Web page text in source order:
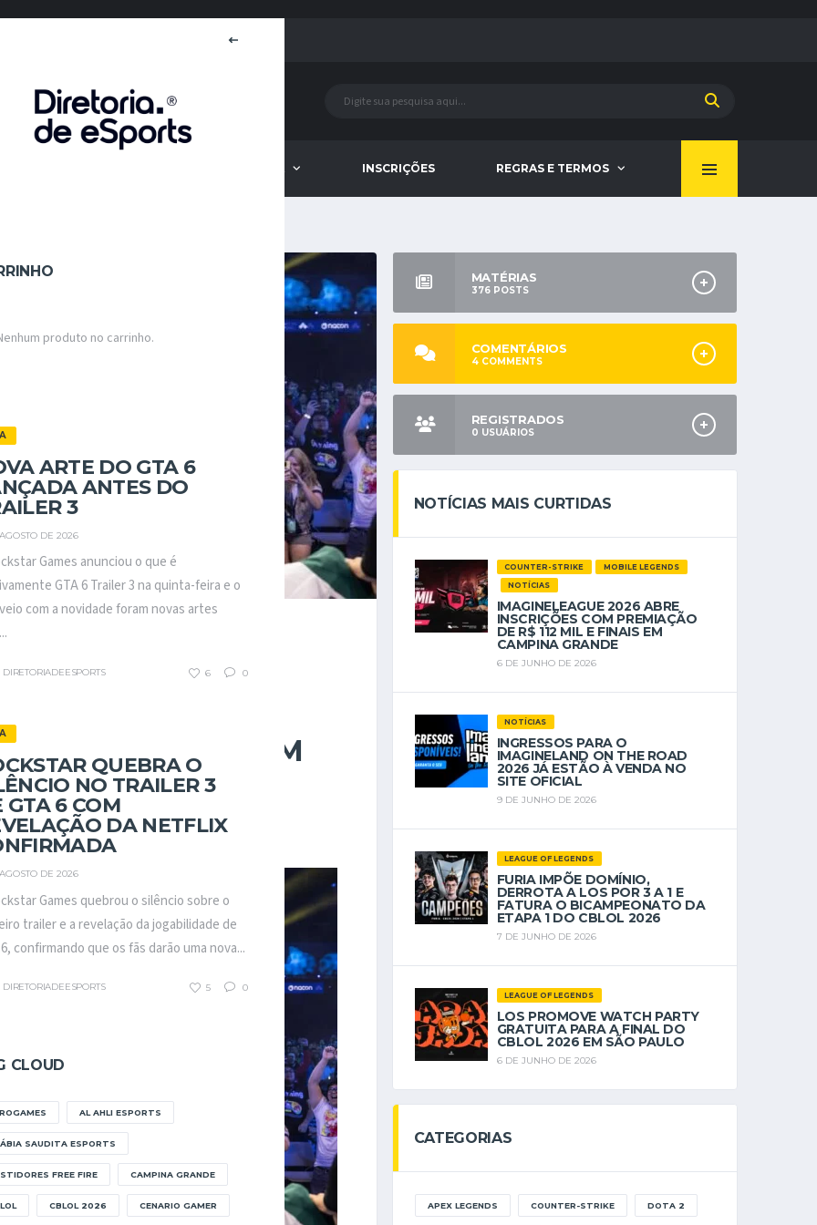
INSCRIÇÕES REGRAS E TERMOS
produto no carrinho.
ARTE DO GTA 6
ANTES DO
3
DE 2026
Games anunciou o que é
GTA 6 Trailer 3 na quinta-feira e o
com a novidade foram novas artes
DIRETORIADEESPORTS 6 0
QUEBRA O
NO TRAILER 3
GTA 6 COM
DA NETFLIX
DE 2026
Games quebrou o silêncio sobre o
trailer e a revelação da jogabilidade de
6, confirmando que os fãs darão uma nova...
DIRETORIADEESPORTS 5 0
CLOUD
AL AHLI ESPORTS
SAUDITA ESPORTS
FREE FIRE CAMPINA GRANDE
CBLOL 2026 CENARIO GAMER
MUDOU MINHA
ELE
APENAS COMO UM
MATÉRIAS
376POSTS
COMENTÁRIOS
4COMMENTS
REGISTRADOS
0 USUÁRIOS
NOTÍCIAS MAIS CURTIDAS
COUNTER-STRIKE
MOBILE LEGENDS
NOTÍCIAS
IMAGINELEAGUE 2026 ABRE
INSCRIÇÕES COM PREMIAÇÃO
DE R$ 112 MIL E FINAIS EM
CAMPINA GRANDE
6 DE JUNHO DE 2026
NOTÍCIAS
INGRESSOS PARA O
IMAGINELAND ON THE ROAD
2026 JÁ ESTÃO À VENDA NO
SITE OFICIAL
9 DE JUNHO DE 2026
LEAGUE OF LEGENDS
FURIA IMPÕE DOMÍNIO,
DERROTA A LOS POR 3 A 1 E
FATURA O BICAMPEONATO DA
ETAPA 1 DO CBLOL 2026
7 DE JUNHO DE 2026
LEAGUE OF LEGENDS
LOS PROMOVE WATCH PARTY
GRATUITA PARA A FINAL DO
CBLOL 2026 EM SÃO PAULO
6 DE JUNHO DE 2026
CATEGORIAS
APEX LEGENDS COUNTER-STRIKE DOTA 2